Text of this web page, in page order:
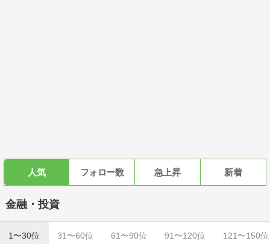
人気 フォロー数 急上昇 新着
金融・投資
1〜30位 31〜60位 61〜90位 91〜120位 121〜150位